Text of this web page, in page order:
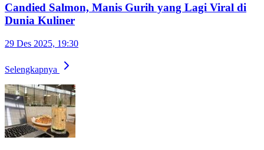
Candied Salmon, Manis Gurih yang Lagi Viral di
Dunia Kuliner
29 Des 2025, 19:30
Selengkapnya